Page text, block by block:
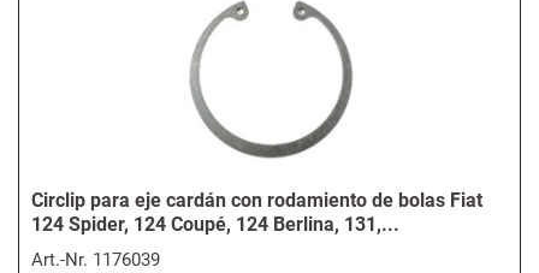
Circlip para eje cardán con rodamiento de bolas Fiat
124 Spider, 124 Coupé, 124 Berlina, 131,...
Art.-Nr. 1176039